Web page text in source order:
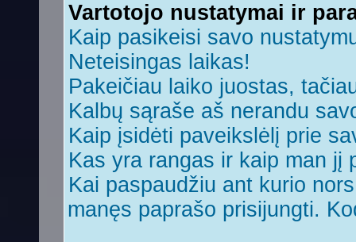
Vartotojo nustatymai ir
Kaip pasikeisi savo
Neteisingas laikas!
Pakeičiau laiko juostas,
Kalbų sąraše aš nerandu
Kaip įsidėti paveikslėlį prie
Kas yra rangas ir kaip man jį
Kai paspaudžiu ant kurio
manęs paprašo prisijungti.